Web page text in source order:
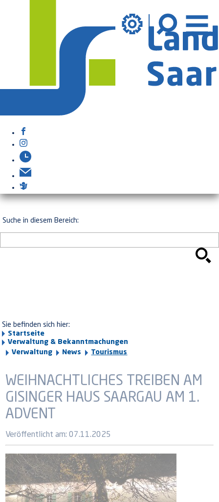
Suche in diesem Bereich:
Sie befinden sich hier:
Startseite
Verwaltung & Bekanntmachungen
Verwaltung
News Tourismus
WEIHNACHTLICHES TREIBEN AM
GISINGER HAUS SAARGAU AM 1.
ADVENT
Veröffentlicht am: 07.11.2025